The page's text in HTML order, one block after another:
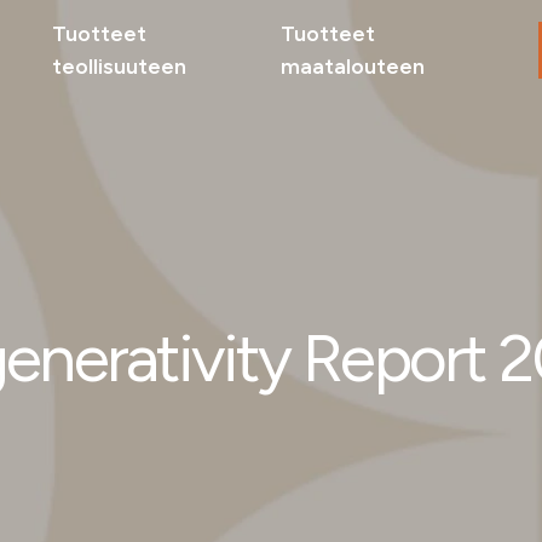
Tuotteet
teollisuuteen
Tuotteet
maatalouteen
Ota yhteyttä
Ota
Report